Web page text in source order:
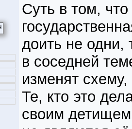
Суть в том,
доить не одни,
в соседней
изменят
Те, кто это
своим